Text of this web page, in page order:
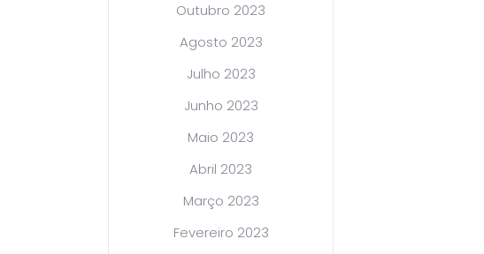
Outubro 2023
Agosto 2023
Julho 2023
Junho 2023
Maio 2023
Abril 2023
Março 2023
Fevereiro 2023